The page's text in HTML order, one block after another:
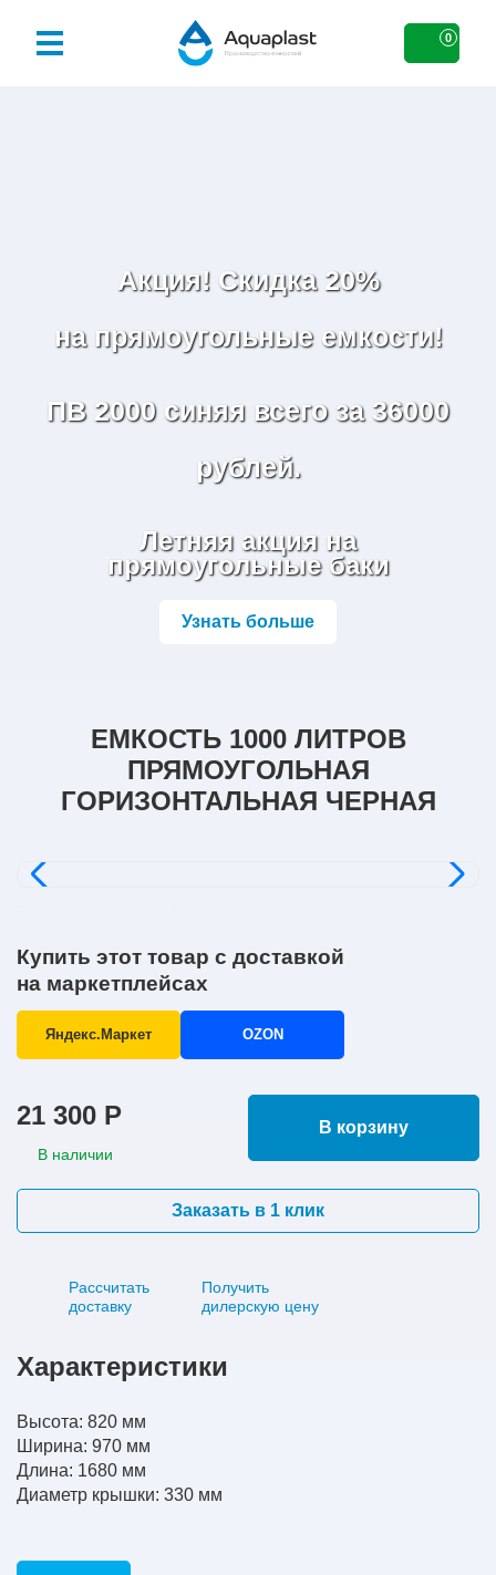
0
Акция! Скидка 20%
на прямоугольные емкости!
ПВ 2000 синяя всего за 36000
рублей.
Летняя акция на
прямоугольные баки
Узнать больше
ЕМКОСТЬ 1000 ЛИТРОВ
ПРЯМОУГОЛЬНАЯ
ГОРИЗОНТАЛЬНАЯ ЧЕРНАЯ
Характеристики
Высота: 820 мм
Ширина: 970 мм
Длина: 1680 мм
Диаметр крышки: 330 мм
21 300 Р
В наличии
В корзину
Заказать в 1 клик
Купить этот товар с доставкой
на маркетплейсах
Яндекс.Маркет OZON
Рассчитать
доставку
Получить
дилерскую цену